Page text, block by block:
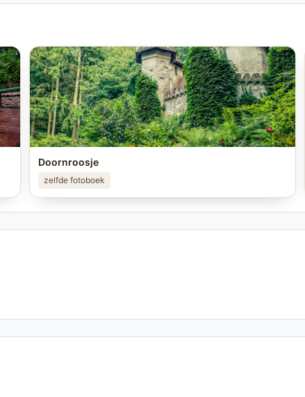
Doornroosje
zelfde fotoboek